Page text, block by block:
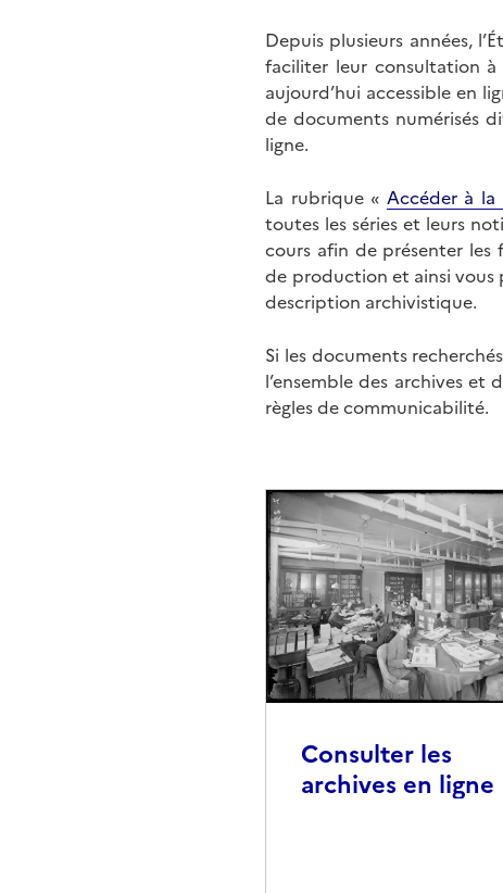
Depuis plusieurs années,
faciliter leur consultation
aujourd’hui accessible en
de documents numérisés
ligne.
La rubrique « Accéder à la
toutes les séries et leurs
cours afin de présenter les
de production et ainsi vous
description archivistique.
Si les documents
l’ensemble des archives
règles de communicabilité.
Consulter les
archives en ligne